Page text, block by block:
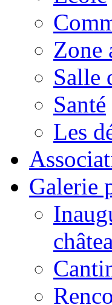
Zone
Salle
Santé
Les
Galerie